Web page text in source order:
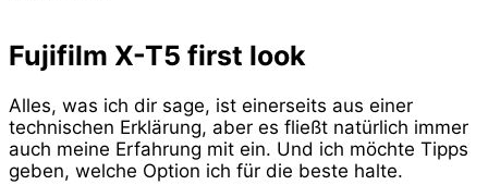
Fujifilm X-T5 first look
Alles, was ich dir sage, ist einerseits aus einer
technischen Erklärung, aber es fließt natürlich immer
auch meine Erfahrung mit ein. Und ich möchte Tipps
geben, welche Option ich für die beste halte.